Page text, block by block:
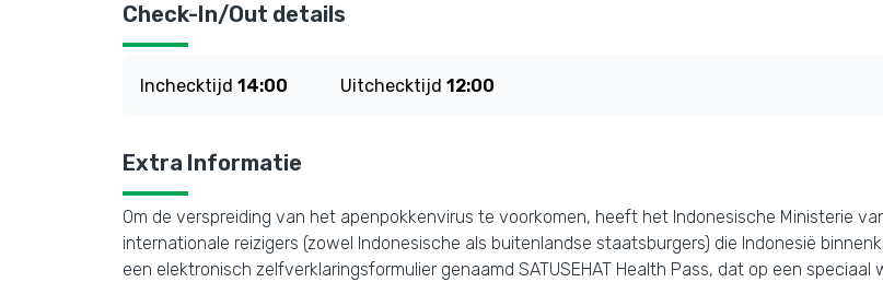
Check-In/Out details
Inchecktijd 14:00 Uitchecktijd 12:00
Extra Informatie
Om de verspreiding van het apenpokkenvirus te voorkomen, heeft het Indonesische Ministerie
internationale reizigers (zowel Indonesische als buitenlandse staatsburgers) die Indonesië
een elektronisch zelfverklaringsformulier genaamd SATUSEHAT Health Pass, dat op een